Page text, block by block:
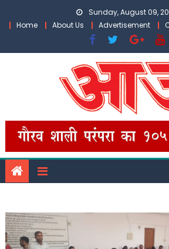
Sunday, August 09,
Home
About Us Advertisement